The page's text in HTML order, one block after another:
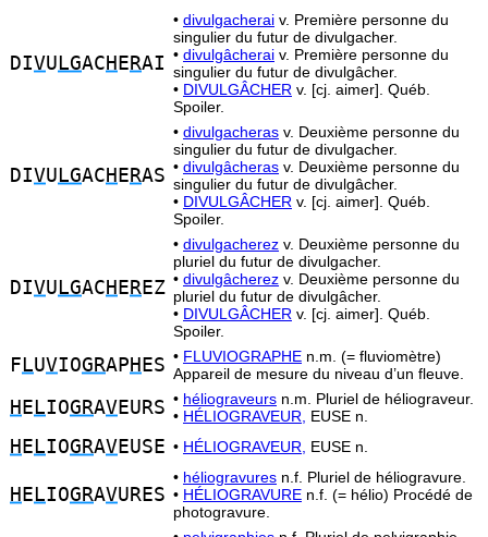
DIVU LGAC H E RAI
• divulgacherai v. Première personne du
singulier du futur de divulgacher.
• divulgâcherai v. Première personne du
singulier du futur de divulgâcher.
• DIVULGÂCHER v. [cj. aimer]. Québ.
Spoiler.
DIVU LGAC H E RAS
• divulgacheras v. Deuxième personne du
singulier du futur de divulgacher.
• divulgâcheras v. Deuxième personne du
singulier du futur de divulgâcher.
• DIVULGÂCHER v. [cj. aimer]. Québ.
Spoiler.
DIVU LGAC H E REZ
• divulgacherez v. Deuxième personne du
pluriel du futur de divulgacher.
• divulgâcherez v. Deuxième personne du
pluriel du futur de divulgâcher.
• DIVULGÂCHER v. [cj. aimer]. Québ.
Spoiler.
F LUVIOGRAP H ES • FLUVIOGRAPHE n.m. (= fluviomètre)
Appareil de mesure du niveau d’un fleuve.
H E LIOGRAVEURS • héliograveurs n.m. Pluriel de héliograveur.
• HÉLIOGRAVEUR, EUSE n.
H E LIOGRAVEUSE • HÉLIOGRAVEUR, EUSE n.
H E LIOGRAVURES
• héliogravures n.f. Pluriel de héliogravure.
• HÉLIOGRAVURE n.f. (= hélio) Procédé de
photogravure.